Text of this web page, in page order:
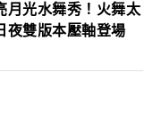
月光水舞秀！火舞太
夜雙版本壓軸登場